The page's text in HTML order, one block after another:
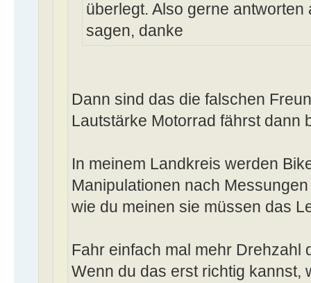
überlegt. Also gerne
sagen, danke
Dann sind das die falschen
Lautstärke Motorrad fährst dann
In meinem Landkreis werden
Manipulationen nach
wie du meinen sie müssen das
Fahr einfach mal mehr Drehzahl
Wenn du das erst richtig kannst,